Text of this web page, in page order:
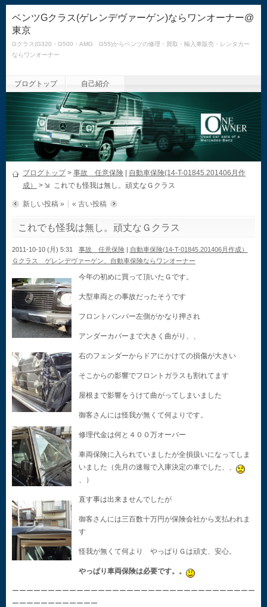
ベンツGクラス(ゲレンデヴァーゲン)ならワンオーナー@
東京
Gクラス(G320・G500・AMG G55)からベンツの修理・買取・輸入車販売・レンタカー
ならワンオーナー
ブログトップ 自己紹介
ブログトップ> 事故 任意保険
自動車保険(14-T-01845.201406月作
成）
> これでも怪我は無し。頑丈なＧクラス
新しい投稿 » « 古い投稿
これでも怪我は無し。頑丈なＧクラス
2011-10-10 (月) 5:31 事故 任意保険| 自動車保険(14-T-01845.201406月作成）
Ｇクラス ゲレンデヴァーゲン、自動車保険ならワンオーナー
今年の初めに買って頂いたＧです。
大型車両との事故だったそうです
フロントバンパー左側がかなり押され
アンダーカバーまで大きく曲がり、、
右のフェンダーからドアにかけての損傷が大きい
そこからの影響でフロントガラスも割れてます
屋根まで影響をうけて曲がってしまいました
御客さんには怪我が無くて何よりです。
修理代金は何と４００万オーバー
車両保険に入られていましたが全損扱いになってしま
いました（先月の速報で入庫決定の車でした、、
、）
直す事は出来ませんでしたが
御客さんには三百数十万円が保険会社から支払われま
す
怪我が無くて何より やっぱりＧは頑丈、安心。
やっぱり車両保険は必要です。。
ーーーーーーーーーーーーーーーーーーーーーーーーーーーーーーーーーー
ーーーーーーーーーーーー